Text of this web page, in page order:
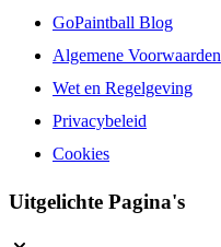
GoPaintball Blog
Algemene Voorwaarden
Wet en Regelgeving
Privacybeleid
Cookies
Uitgelichte Pagina's